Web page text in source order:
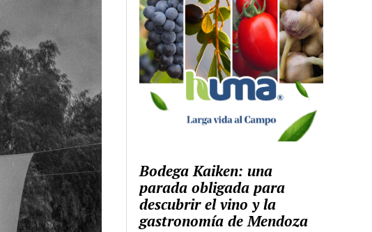
Bodega Kaiken: una
parada obligada para
descubrir el vino y la
gastronomía de Mendoza